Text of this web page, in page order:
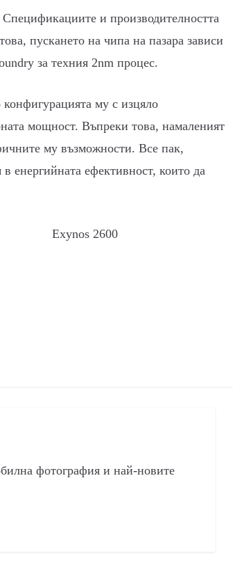
и производителността
пускането на чипа на пазара зависи
за техния 2nm процес.
му с изцяло
мощност. Въпреки това, намаленият
му възможности. Все пак,
енергийната ефективност, които да
фотография и най-новите